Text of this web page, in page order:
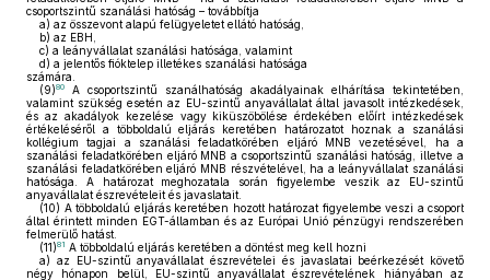
csoportszintű szanálási hatóság – továbbítja
a) az összevont alapú felügyeletet ellátó hatóság,
b) az EBH,
c) a leányvállalat szanálási hatósága, valamint
d) a jelentős fióktelep illetékes szanálási hatósága
számára.
(9)80
A csoportszintű szanálhatóság akadályainak elhárítása tekintetében,
valamint szükség esetén az EU-szintű anyavállalat által javasolt intézkedések,
és az akadályok kezelése vagy kiküszöbölése érdekében előírt intézkedések
értékeléséről a többoldalú eljárás keretében határozatot hoznak a szanálási
kollégium tagjai a szanálási feladatkörében eljáró MNB vezetésével, ha a
szanálási feladatkörében eljáró MNB a csoportszintű szanálási hatóság, illetve a
szanálási feladatkörében eljáró MNB részvételével, ha a leányvállalat szanálási
hatósága. A határozat meghozatala során figyelembe veszik az EU-szintű
anyavállalat észrevételeit és javaslatait.
(10) A többoldalú eljárás keretében hozott határozat figyelembe veszi a csoport
által érintett minden EGT-államban és az Európai Unió pénzügyi rendszerében
felmerülő hatást.
(11)81 A többoldalú eljárás keretében a döntést meg kell hozni
a) az EU-szintű anyavállalat észrevételei és javaslatai beérkezését követő
négy hónapon belül, EU-szintű anyavállalat észrevételének hiányában az